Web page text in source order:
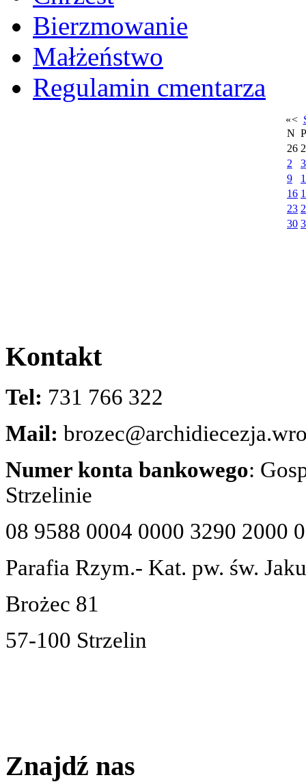
Bierzmowanie
Małżeństwo
Regulamin cmentarza
«<
N P
26
2
3
9
16
23
30
Kontakt
Tel: 731 766 322
Mail:
Numer konta bankowego:
Strzelinie
08 9588 0004 0000 3290 2000
Parafia Rzym.- Kat. pw. św.
Brożec 81
57-100 Strzelin
Znajdź nas